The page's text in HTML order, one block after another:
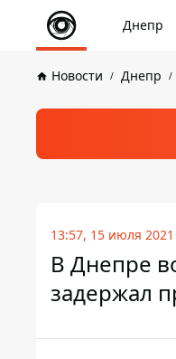
Днепр
Новости Днепр
13:57, 15 июля 2021
В Днепре
задержал